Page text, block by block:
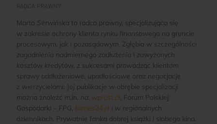
Marta Serwińska to radca prawny, specjalizująca się
w zakresie ochrony klienta rynku finansowego na gruncie
procesowym, jak i pozasądowym. Zgłębia w szczególności
zagadnienia nadmiernego zadłużenia i zawyżonych
kosztów kredytów, z sukcesami prowadząc klientom
sprawy oddłużeniowe, upadłościowe oraz negocjacje
z wierzycielami. Jej publikacje w obrębie specjalizacji
można znaleźć m.in. na: wprost.pl , Forum Polskiej
Gospodarki – FPG, biznes24.pl i w regionalnych
dziennikach. Prywatnie fanka dobrej książki i słabego kina,